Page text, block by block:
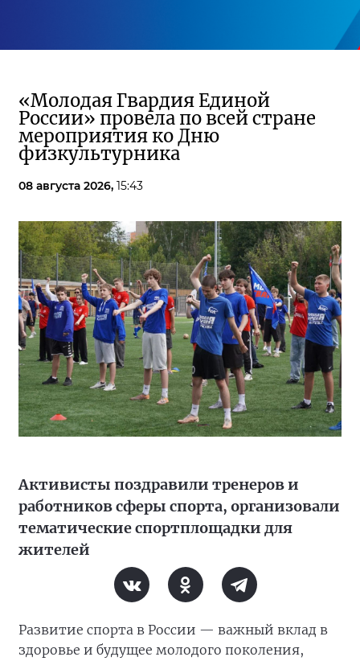
«Молодая Гвардия Единой
России» провела по всей стране
мероприятия ко Дню
физкультурника
08 августа 2026, 15:43
Активисты поздравили тренеров и
работников сферы спорта, организовали
тематические спортплощадки для
жителей
Развитие спорта в России — важный вклад в
здоровье и будущее молодого поколения,